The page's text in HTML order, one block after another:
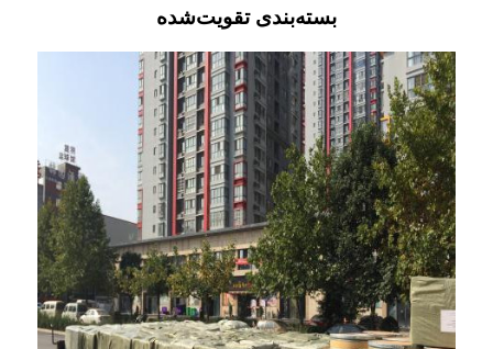
بسته‌بندی تقویت‌شده